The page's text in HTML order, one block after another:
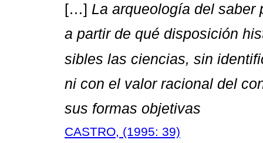
[…] La arqueología del saber
a partir de qué disposición
sibles las ciencias, sin
ni con el valor racional del
sus formas objetivas
CASTRO, (1995: 39)